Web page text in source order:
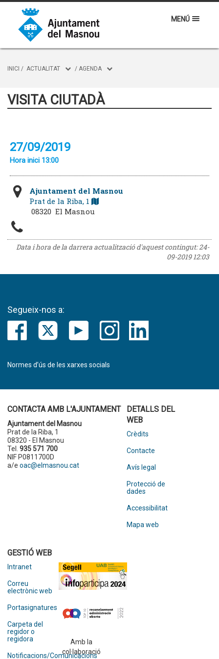
MENÚ
INICI / ACTUALITAT / AGENDA
VISITA CIUTADÀ
27/09/2019
Hora inici 13:00
Ajuntament del Masnou
Prat de la Riba, 1
08320 El Masnou
Data i hora de la darrera actualització d'aquest contingut:24-
09-2019 12:03
Segueix-nos a:
Normes d’ús de les xarxes socials
CONTACTA AMB L'AJUNTAMENT
Ajuntament del Masnou
Prat de la Riba, 1
08320 - El Masnou
Tel. 935 571 700
NIF P0811700D
a/e oac@elmasnou.cat
DETALLS DEL
WEB
Crèdits
Contacte
Avís legal
Protecció de
dades
Accessibilitat
Mapa web
GESTIÓ WEB
Intranet
Correu
electrònic web
Portasignatures
Carpeta del
regidor o
regidora
Notificacions/Comunicacions
Amb la
col·laboració